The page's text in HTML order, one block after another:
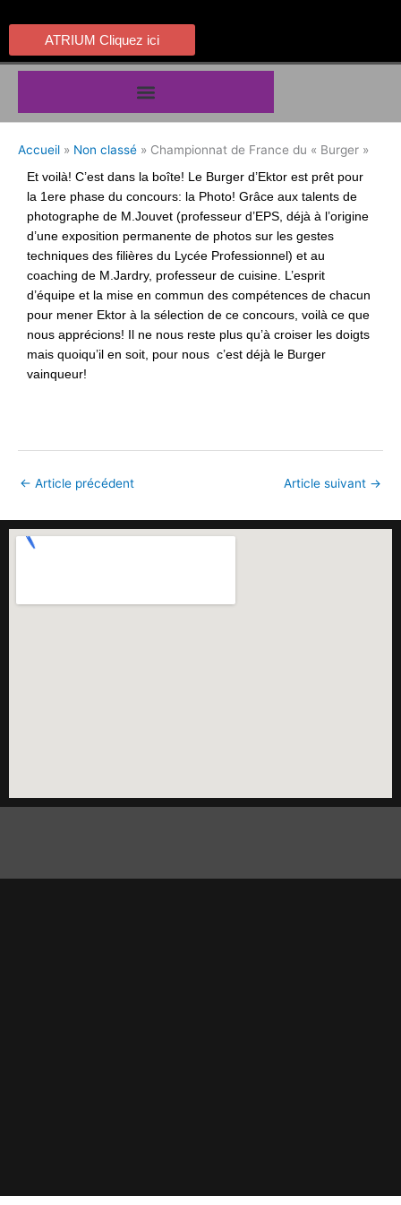
au
contenu
ATRIUM Cliquez ici
Accueil Non classé Championnat de France du « Burger »
Et voilà! C’est dans la boîte! Le Burger d’Ektor est prêt pour
la 1ere phase du concours: la Photo! Grâce aux talents de
photographe de M.Jouvet (professeur d’EPS, déjà à l’origine
d’une exposition permanente de photos sur les gestes
techniques des filières du Lycée Professionnel) et au
coaching de M.Jardry, professeur de cuisine. L’esprit
d’équipe et la mise en commun des compétences de chacun
pour mener Ektor à la sélection de ce concours, voilà ce que
nous apprécions! Il ne nous reste plus qu’à croiser les doigts
mais quoiqu’il en soit, pour nous c’est déjà le Burger
vainqueur!
← Article précédent Article suivant →